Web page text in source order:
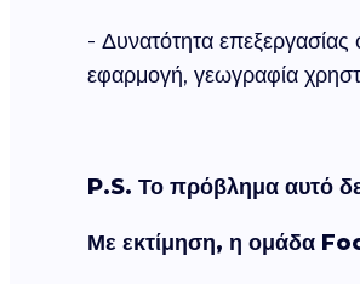
- Δυνατότητα
εφαρμογή, γεωγραφία
P.S. Το πρόβλημα αυτό
Με εκτίμηση, η ομάδα